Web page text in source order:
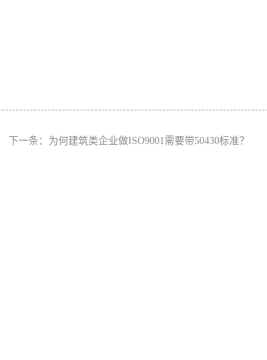
下一条： 为何建筑类企业做ISO9001需要带50430标准？